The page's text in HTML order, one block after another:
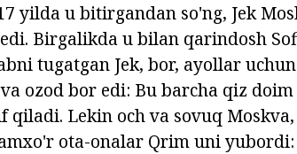
yilda u bitirgandan so'ng, Jek
Birgalikda u bilan qarindosh
tugatgan Jek, bor, ayollar
ozod bor edi: Bu barcha qiz
qiladi. Lekin och va sovuq
ota-onalar Qrim uni